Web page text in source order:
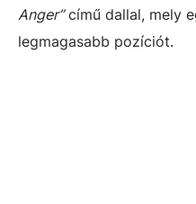
Anger”című dallal, mely
legmagasabb pozíciót.